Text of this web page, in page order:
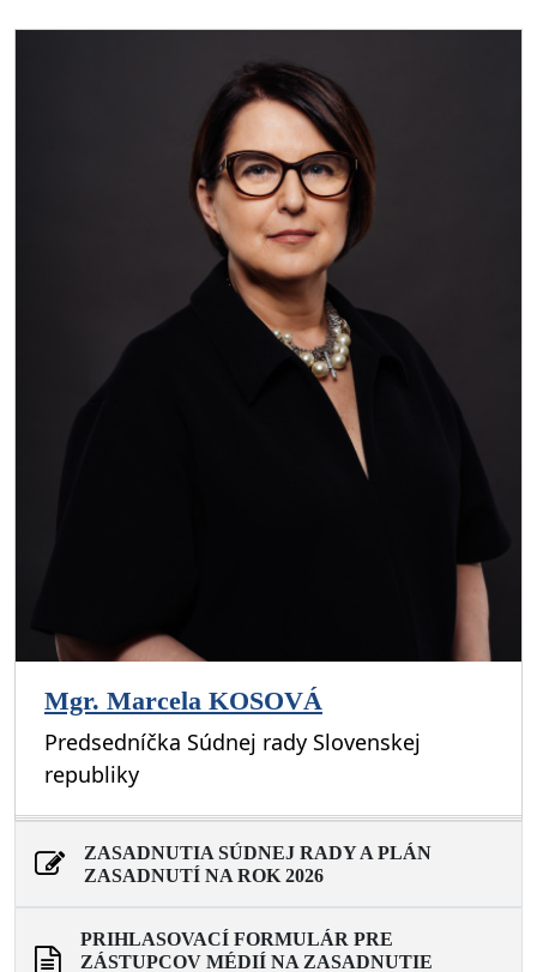
Mgr. Marcela KOSOVÁ
Predsedníčka Súdnej rady Slovenskej
republiky
ZASADNUTIA SÚDNEJ RADY A PLÁN
ZASADNUTÍ NA ROK 2026
PRIHLASOVACÍ FORMULÁR PRE
ZÁSTUPCOV MÉDIÍ NA ZASADNUTIE